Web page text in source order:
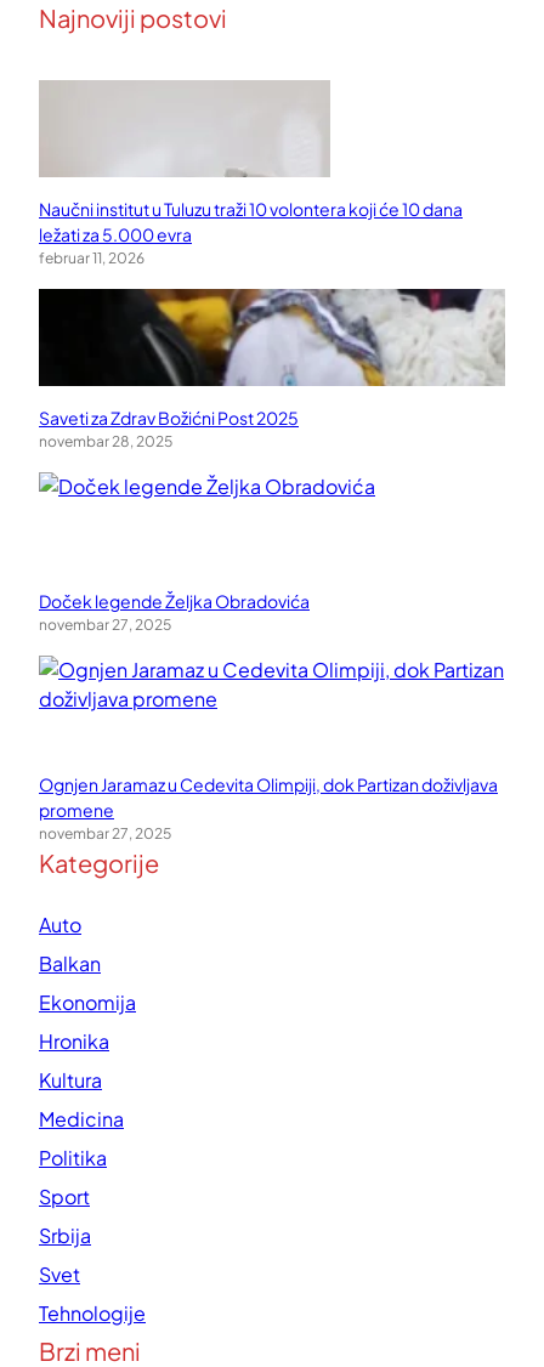
Najnoviji postovi
Naučni institut u Tuluzu traži 10 volontera koji će 10 dana
ležati za 5.000 evra
februar 11, 2026
Saveti za Zdrav Božićni Post 2025
novembar 28, 2025
Doček legende Željka Obradovića
novembar 27, 2025
Ognjen Jaramaz u Cedevita Olimpiji, dok Partizan doživljava
promene
novembar 27, 2025
Kategorije
Auto
Balkan
Ekonomija
Hronika
Kultura
Medicina
Politika
Sport
Srbija
Svet
Tehnologije
Brzi meni